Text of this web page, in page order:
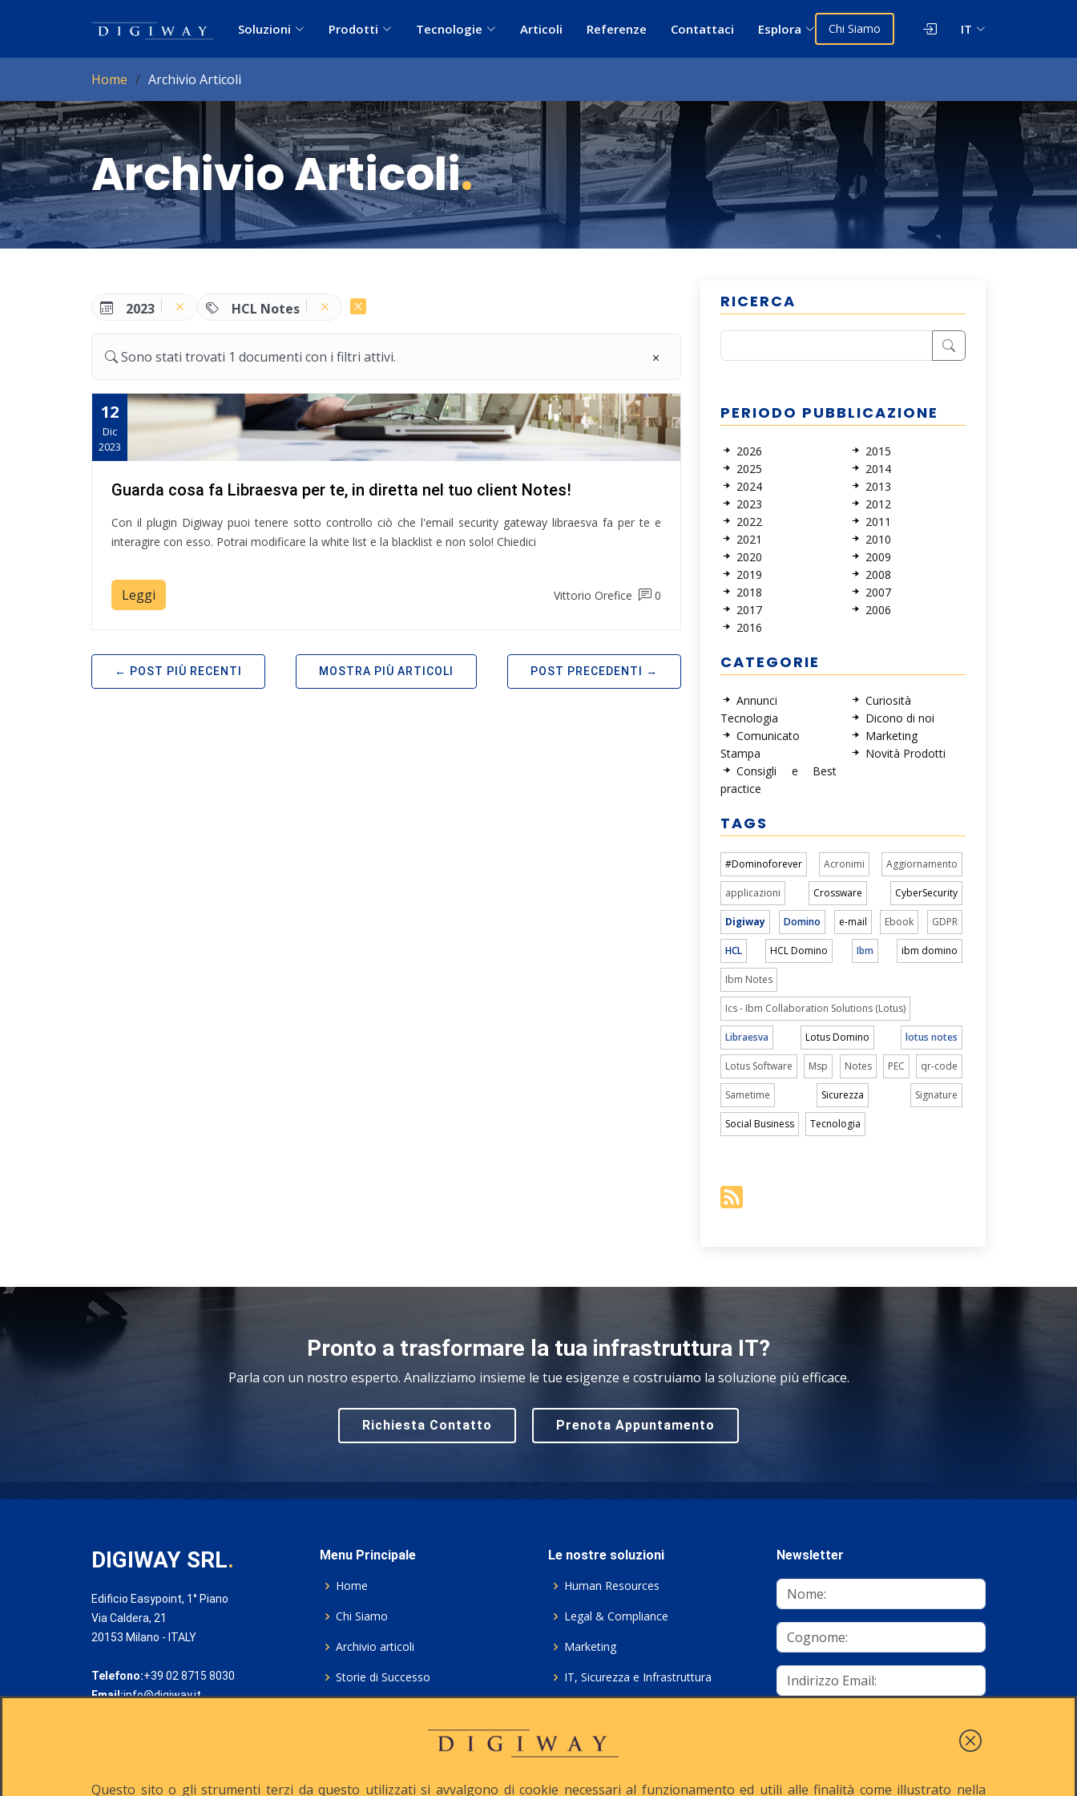
Soluzioni Prodotti Tecnologie Articoli Referenze Contattaci Esplora Chi Siamo IT
Home Archivio Articoli
Archivio Articoli.
2023 HCL Notes
Sono stati trovati 1 documenti con i filtri attivi.
12
Dic
2023
Guarda cosa fa Libraesva per te, in diretta nel tuo client Notes!
Con il plugin Digiway puoi tenere sotto controllo ciò che l'email security gateway libraesva fa per te e
interagire con esso. Potrai modificare la white list e la blacklist e non solo! Chiedici
Leggi Vittorio Orefice 0
POST PIÙ RECENTI MOSTRA PIÙ ARTICOLI POST PRECEDENTI
RICERCA
PERIODO PUBBLICAZIONE
2026
2025
2024
2023
2022
2021
2020
2019
2018
2017
2016
2015
2014
2013
2012
2011
2010
2009
2008
2007
2006
CATEGORIE
Annunci
Tecnologia
Comunicato
Stampa
Consigli e Best
practice
Curiosità
Dicono di noi
Marketing
Novità Prodotti
TAGS
#Dominoforever Acronimi Aggiornamento
applicazioni Crossware CyberSecurity
Digiway Domino e-mail Ebook GDPR
HCL HCL Domino Ibm ibm domino
Ibm Notes
Ics - Ibm Collaboration Solutions (Lotus)
Libraesva Lotus Domino lotus notes
Lotus Software Msp Notes PEC qr-code
Sametime Sicurezza Signature
Social Business Tecnologia
Pronto a trasformare la tua infrastruttura IT?
Parla con un nostro esperto. Analizziamo insieme le tue esigenze e costruiamo la soluzione più efficace.
Richiesta Contatto Prenota Appuntamento
DIGIWAY SRL.
Edificio Easypoint, 1° Piano
Via Caldera, 21
20153 Milano - ITALY
Telefono:+39 02 8715 8030
Email:info@digiway.it
Menu Principale
Home
Chi Siamo
Archivio articoli
Storie di Successo
Le nostre soluzioni
Human Resources
Legal & Compliance
Marketing
IT, Sicurezza e Infrastruttura
Consulenza ICT e Licenze
Newsletter
Questo sito o gli strumenti terzi da questo utilizzati si avvalgono di cookie necessari al funzionamento ed utili alle finalità come illustrato nella